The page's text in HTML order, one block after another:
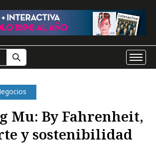
Mu: By Fahrenheit,
y sostenibilidad